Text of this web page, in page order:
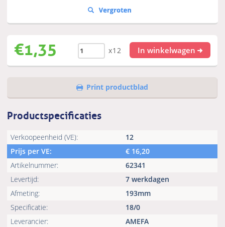
€1,35 x12 In winkelwagen
Print productblad
Productspecificaties
Verkoopeenheid (VE):
12
Prijs per VE:
€ 16,20
Artikelnummer:
62341
Levertijd:
7 werkdagen
Afmeting:
193mm
Specificatie:
18/0
Leverancier:
AMEFA